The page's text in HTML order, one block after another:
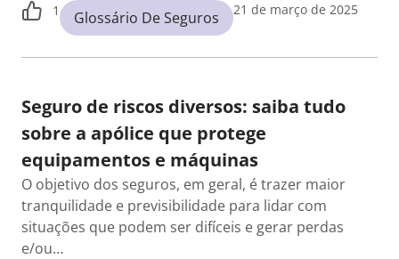
1 Glossário De Seguros 21 de março de 2025
Seguro de riscos diversos: saiba tudo
sobre a apólice que protege
equipamentos e máquinas
O objetivo dos seguros, em geral, é trazer maior
tranquilidade e previsibilidade para lidar com
situações que podem ser difíceis e gerar perdas
e/ou…